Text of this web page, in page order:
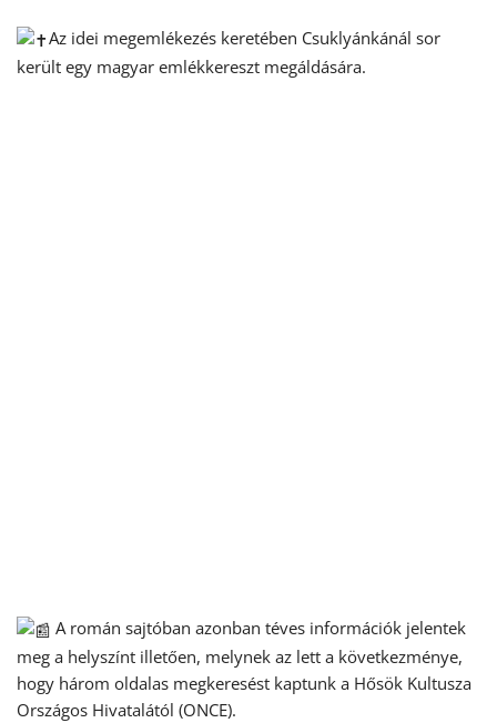
Az idei megemlékezés keretében Csuklyánkánál sor
került egy magyar emlékkereszt megáldására.
A román sajtóban azonban téves információk jelentek
meg a helyszínt illetően, melynek az lett a következménye,
hogy három oldalas megkeresést kaptunk a Hősök Kultusza
Országos Hivatalától (ONCE).